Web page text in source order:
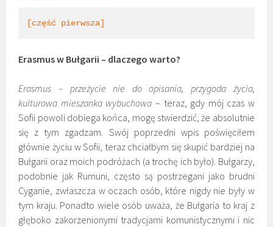
[część pierwsza]
Erasmus w Bułgarii – dlaczego warto?
Erasmus – przeżycie nie do opisania, przygoda życia,
kulturowa mieszanka wybuchowa – teraz, gdy mój czas w
Sofii powoli dobiega końca, mogę stwierdzić, że absolutnie
się z tym zgadzam. Swój poprzedni wpis poświęciłem
głównie życiu w Sofii, teraz chciałbym się skupić bardziej na
Bułgarii oraz moich podróżach (a trochę ich było). Bułgarzy,
podobnie jak Rumuni, często są postrzegani jako brudni
Cyganie, zwłaszcza w oczach osób, które nigdy nie były w
tym kraju. Ponadto wiele osób uważa, że Bułgaria to kraj z
głęboko zakorzenionymi tradycjami komunistycznymi i nic